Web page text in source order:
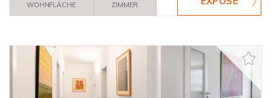
WOHNFLÄCHE
ZIMMER